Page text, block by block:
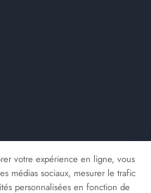
votre expérience en ligne, vous
médias sociaux, mesurer le trafic
personnalisées en fonction de